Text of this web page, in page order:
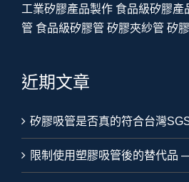
工業矽膠產品製作 食品級矽膠產
管 食品級矽膠管 矽膠夾紗管 矽
近期文章
矽膠吸管是否真的符合台灣
限制使用塑膠吸管後的替代品